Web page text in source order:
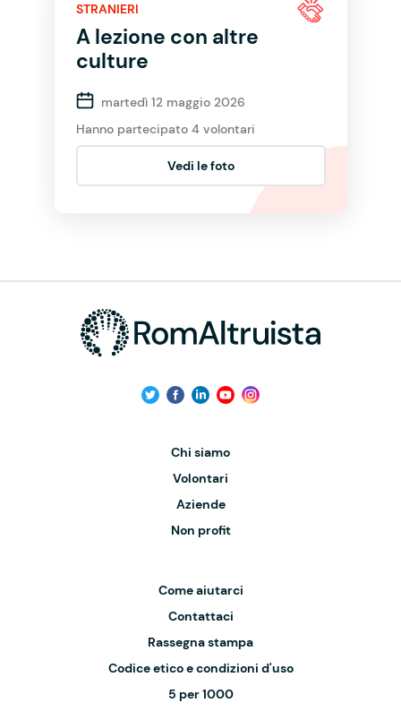
STRANIERI
A lezione con altre
culture
martedì 12 maggio 2026
Hanno partecipato 4 volontari
Vedi le foto
Chi siamo
Volontari
Aziende
Non profit
Come aiutarci
Contattaci
Rassegna stampa
Codice etico e condizioni d'uso
5 per 1000